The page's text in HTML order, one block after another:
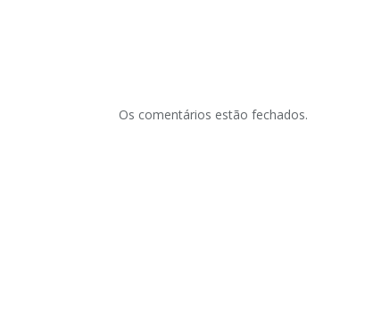
Os comentários estão fechados.